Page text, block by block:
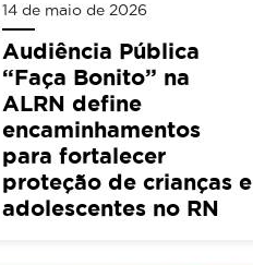
14 de maio de 2026
Audiência Pública
“Faça Bonito” na
ALRN define
encaminhamentos
para fortalecer
proteção de crianças e
adolescentes no RN